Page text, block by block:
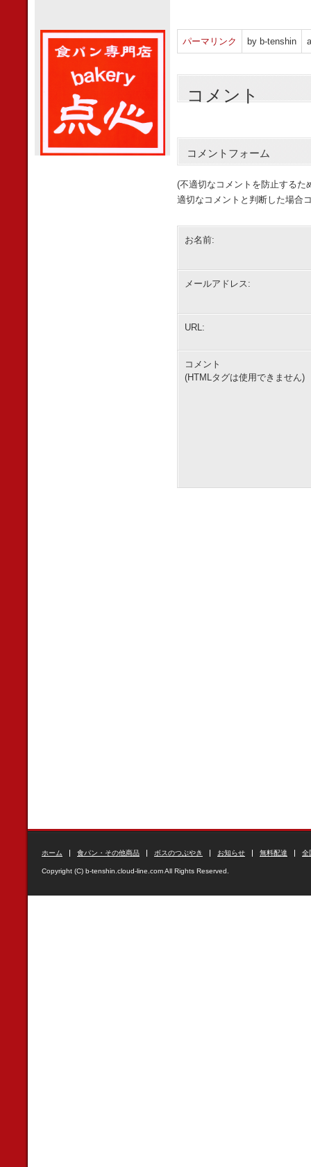
パーマリンク by b-tenshin
コメント
コメントフォーム
(不適切なコメントを防止するた
適切なコメントと判断した場合
お名前:
メールアドレス:
URL:
コメント
(HTMLタグは使用できません)
ホーム 食パン・その他商品 ボスのつぶやき お知らせ 無料配達 全
Copyright (C) b-tenshin.cloud-line.com All Rights Reserved.